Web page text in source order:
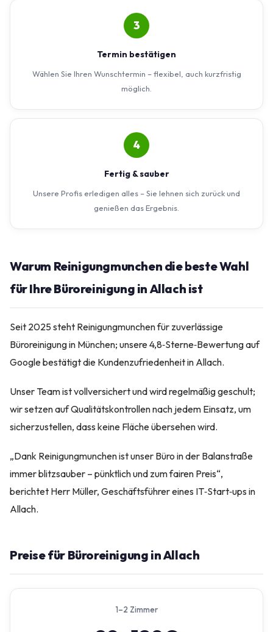
3
Termin bestätigen
Wählen Sie Ihren Wunschtermin – flexibel, auch kurzfristig
möglich.
4
Fertig & sauber
Unsere Profis erledigen alles – Sie lehnen sich zurück und
genießen das Ergebnis.
Warum Reinigungmunchen die beste Wahl
für Ihre Büroreinigung in Allach ist
Seit 2025 steht Reinigungmunchen für zuverlässige
Büroreinigung in München; unsere 4,8‑Sterne‑Bewertung auf
Google bestätigt die Kundenzufriedenheit in Allach.
Unser Team ist vollversichert und wird regelmäßig geschult;
wir setzen auf Qualitätskontrollen nach jedem Einsatz, um
sicherzustellen, dass keine Fläche übersehen wird.
„Dank Reinigungmunchen ist unser Büro in der Balanstraße
immer blitzsauber – pünktlich und zum fairen Preis“,
berichtet Herr Müller, Geschäftsführer eines IT‑Start‑ups in
Allach.
Preise für Büroreinigung in Allach
1–2 Zimmer